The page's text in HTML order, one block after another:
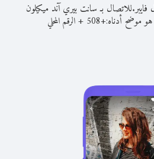
للاتصال بـ سانت بيري آند ميكيلون
موضح أدناه:+
508
+الرقم المحلي